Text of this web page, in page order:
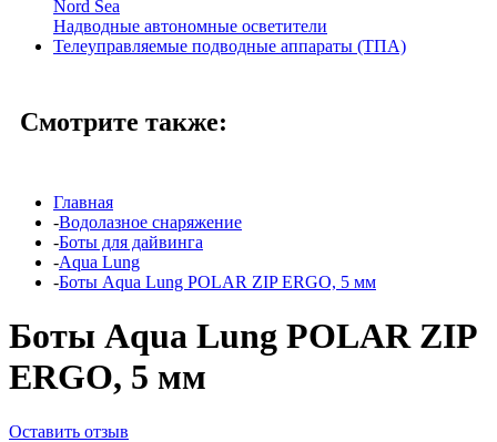
Nord Sea
Надводные автономные осветители
Телеуправляемые подводные аппараты (ТПА)
Смотрите также:
Главная
-Водолазное снаряжение
-Боты для дайвинга
-Aqua Lung
-Боты Aqua Lung POLAR ZIP ERGO, 5 мм
Боты Aqua Lung POLAR ZIP
ERGO, 5 мм
Оставить отзыв